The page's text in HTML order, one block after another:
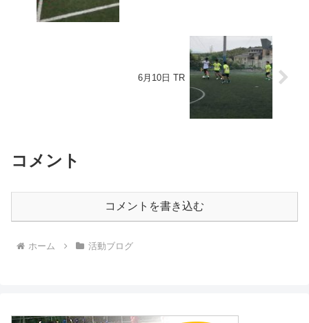
6月10日 TR
コメント
コメントを書き込む
ホーム 活動ブログ